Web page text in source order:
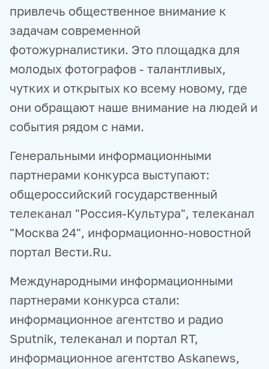
привлечь общественное внимание к
задачам современной
фотожурналистики. Это площадка для
молодых фотографов - талантливых,
чутких и открытых ко всему новому, где
они обращают наше внимание на людей и
события рядом с нами.
Генеральными информационными
партнерами конкурса выступают:
общероссийский государственный
телеканал "Россия-Культура", телеканал
"Москва 24", информационно-новостной
портал Вести.Ru.
Международными информационными
партнерами конкурса стали:
информационное агентство и радио
Sputnik, телеканал и портал RT,
информационное агентство Askanews,